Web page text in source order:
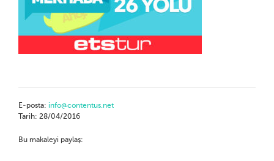
E-posta: info@contentus.net
Tarih: 28/04/2016
Bu makaleyi paylaş: